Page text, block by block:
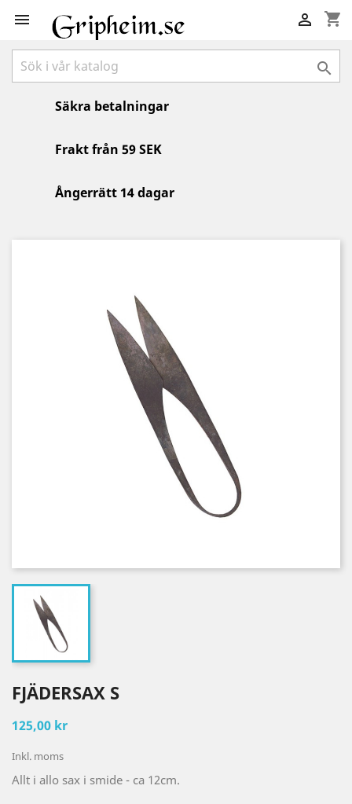
 shopping_cart


Säkra betalningar
Frakt från 59 SEK
Ångerrätt 14 dagar
FJÄDERSAX S
125,00 kr
Inkl. moms
Allt i allo sax i smide - ca 12cm.